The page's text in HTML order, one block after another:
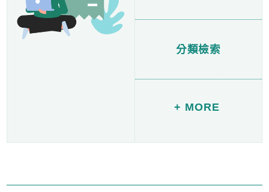
分類檢索
+ MORE